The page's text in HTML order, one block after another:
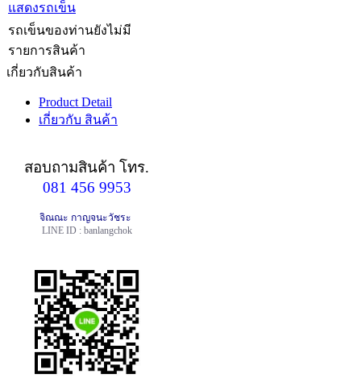
แสดงรถเข็น
รถเข็นของท่านยังไม่มี
รายการสินค้า
เกี่ยวกับสินค้า
Product Detail
เกี่ยวกับ สินค้า
สอบถามสินค้าโทร.
081 456 9953
จิณณะ กาญจนะวัชระ
LINE ID : banlangchok